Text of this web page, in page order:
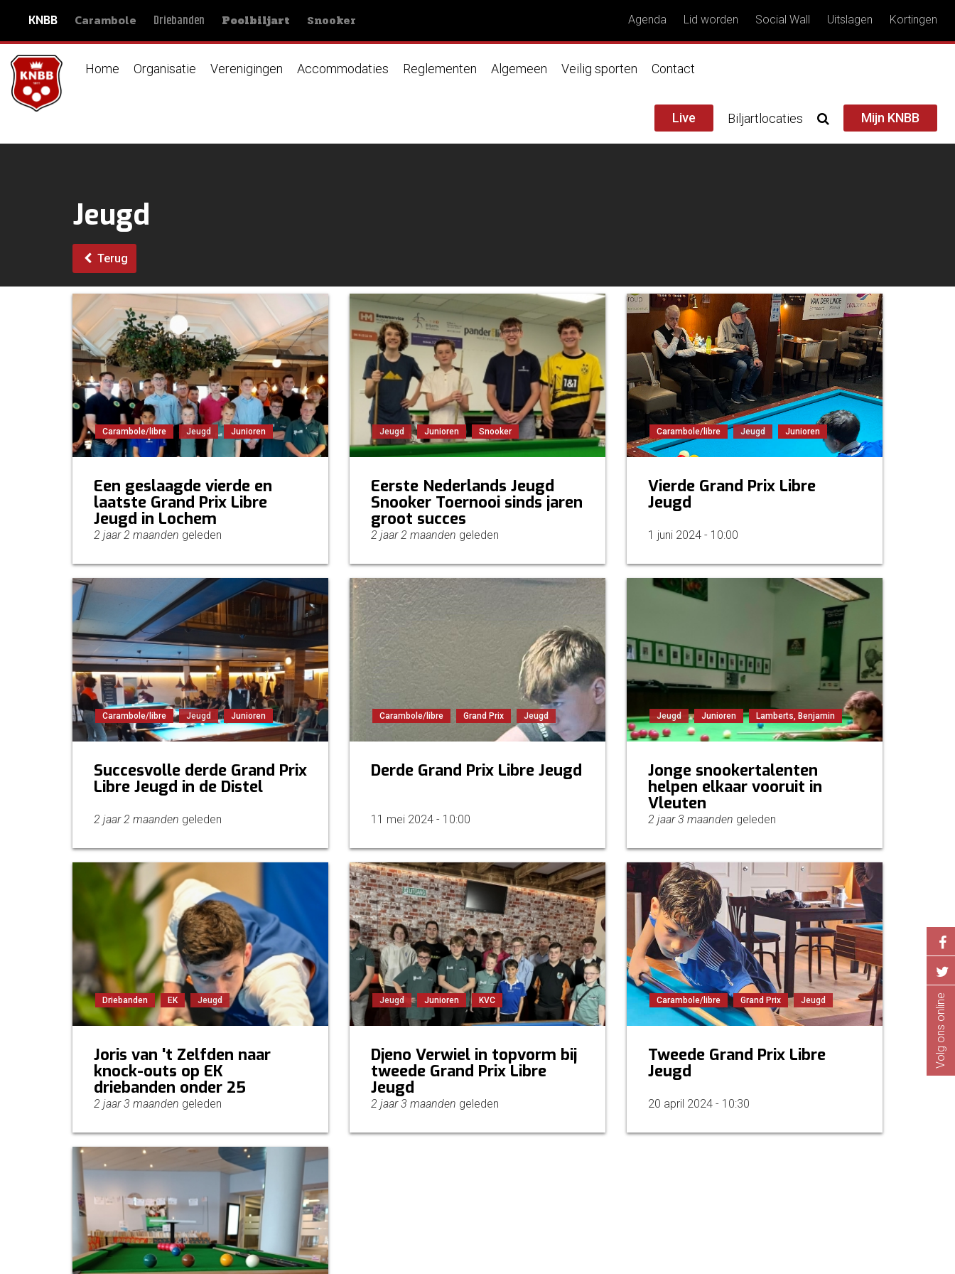
KNBB Carambole Driebanden Poolbiljart Snooker Agenda Lid worden Social Wall Uitslagen Kortingen
Home Organisatie Verenigingen Accommodaties Reglementen Algemeen Veilig sporten Contact
Live Biljartlocaties Mijn KNBB
Jeugd
Terug
Carambole/libre Jeugd Junioren
Een geslaagde vierde en
laatste Grand Prix Libre
Jeugd in Lochem
2 jaar 2 maanden geleden
Jeugd Junioren Snooker
Eerste Nederlands Jeugd
Snooker Toernooi sinds jaren
groot succes
2 jaar 2 maanden geleden
Carambole/libre Jeugd Junioren
Vierde Grand Prix Libre
Jeugd
1 juni 2024 - 10:00
Carambole/libre Jeugd Junioren
Succesvolle derde Grand Prix
Libre Jeugd in de Distel
2 jaar 2 maanden geleden
Carambole/libre Grand Prix Jeugd
Derde Grand Prix Libre Jeugd
11 mei 2024 - 10:00
Jeugd Junioren Lamberts, Benjamin
Jonge snookertalenten
helpen elkaar vooruit in
Vleuten
2 jaar 3 maanden geleden
Driebanden EK Jeugd
Joris van 't Zelfden naar
knock-outs op EK
driebanden onder 25
2 jaar 3 maanden geleden
Jeugd Junioren KVC
Djeno Verwiel in topvorm bij
tweede Grand Prix Libre
Jeugd
2 jaar 3 maanden geleden
Carambole/libre Grand Prix Jeugd
Tweede Grand Prix Libre
Jeugd
20 april 2024 - 10:30
Volg ons online